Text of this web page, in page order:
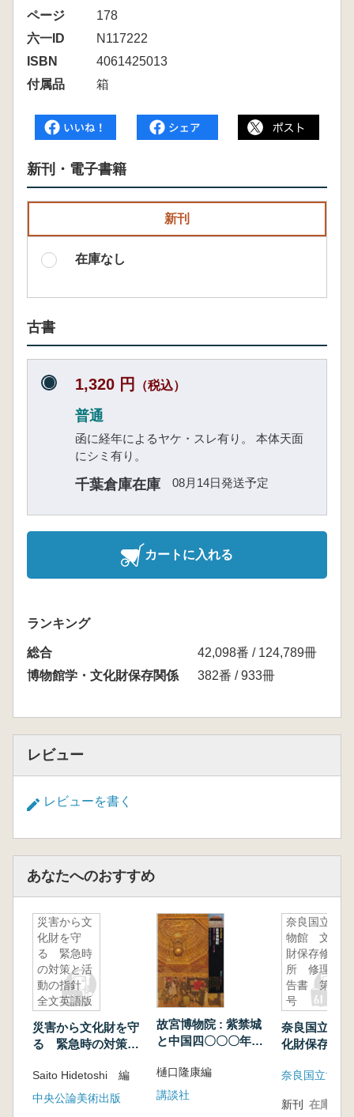
ページ
178
六一ID
N117222
ISBN
4061425013
付属品
箱
新刊・電子書籍
新刊
在庫なし
古書
1,320 円 （税込）
普通
函に経年によるヤケ・スレ有り。 本体天面
にシミ有り。
千葉倉庫在庫 08月14日発送予定
カートに入れる
ランキング
総合
42,098番 / 124,789冊
博物館学・文化財保存関係
382番 / 933冊
レビュー
レビューを書く
あなたへのおすすめ
災害から文
化財を守
る 緊急時
の対策と活
動の指針
全文英語版
災害から文化財を守
る 緊急時の対策と
語版
Saito Hidetoshi 編
中央公論美術出版
故宮博物院 : 紫禁城
と中国四〇〇〇年の
樋口隆康編
講談社
奈良国立博
物館 文化
財保存修理
所 修理報
告書 第2
号
奈良国立博
化財保存修
奈良国立博物
新刊 在庫なし